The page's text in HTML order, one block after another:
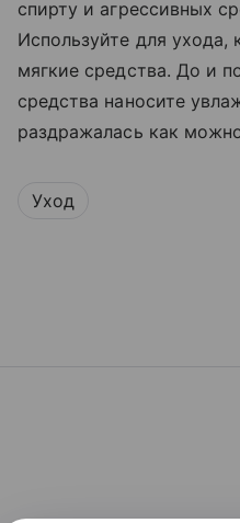
спирту и агрессивных
Используйте для
мягкие средства. До и
средства наносите
раздражалась как
Уход